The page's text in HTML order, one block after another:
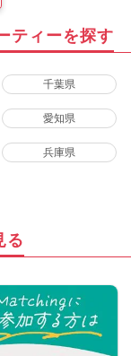
ティーを探す
千葉県
愛知県
兵庫県
る